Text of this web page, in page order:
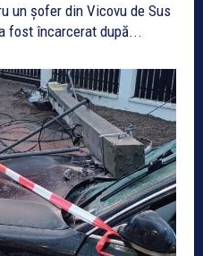
un șofer din Vicovu de Sus
fost încarcerat după...